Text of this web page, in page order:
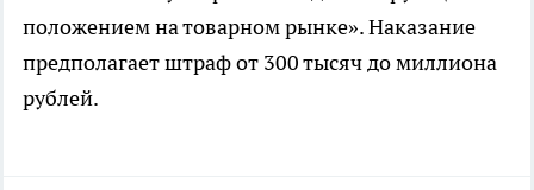
положением на товарном рынке». Наказание
предполагает штраф от 300 тысяч до миллиона
рублей.